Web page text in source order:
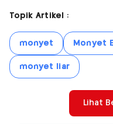
Topik Artikel :
monyet Monyet
monyet liar
Lihat